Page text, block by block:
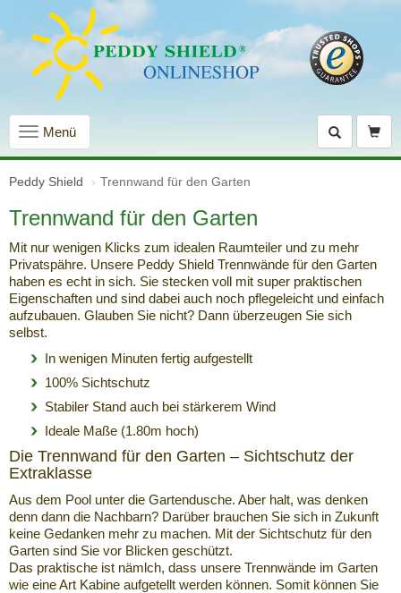
Navigation
einblenden
Menü
Peddy Shield Trennwand für den Garten
Trennwand für den Garten
Mit nur wenigen Klicks zum idealen Raumteiler und zu mehr
Privatspähre. Unsere Peddy Shield Trennwände für den Garten
haben es echt in sich. Sie stecken voll mit super praktischen
Eigenschaften und sind dabei auch noch pflegeleicht und einfach
aufzubauen. Glauben Sie nicht? Dann überzeugen Sie sich
selbst.
In wenigen Minuten fertig aufgestellt
100% Sichtschutz
Stabiler Stand auch bei stärkerem Wind
Ideale Maße (1.80m hoch)
Die Trennwand für den Garten – Sichtschutz der
Extraklasse
Aus dem Pool unter die Gartendusche. Aber halt, was denken
denn dann die Nachbarn? Darüber brauchen Sie sich in Zukunft
keine Gedanken mehr zu machen. Mit der Sichtschutz für den
Garten sind Sie vor Blicken geschützt.
Das praktische ist nämlch, dass unsere Trennwände im Garten
wie eine Art Kabine aufgetellt werden können. Somit können Sie